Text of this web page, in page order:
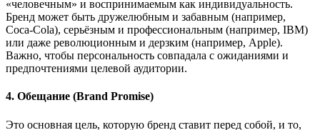
«человечным» и воспринимаемым как индивидуальность.
Бренд может быть дружелюбным и забавным (например,
Coca-Cola), серьёзным и профессиональным (например, IBM)
или даже революционным и дерзким (например, Apple).
Важно, чтобы персональность совпадала с ожиданиями и
предпочтениями целевой аудитории.
4. Обещание (Brand Promise)
Это основная цель, которую бренд ставит перед собой, и то,